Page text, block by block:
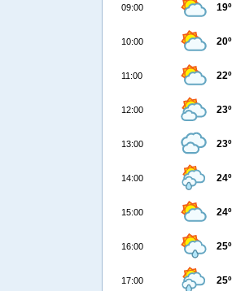
09:00 19º
10:00 20º
11:00 22º
12:00 23º
13:00 23º
14:00 24º
15:00 24º
16:00 25º
17:00 25º